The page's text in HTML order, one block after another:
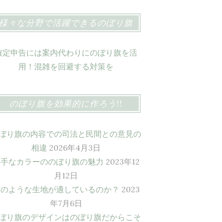
々な分野で活躍できるのぼり旗
定申告には案内代わりにのぼり旗を活
用！混雑を回避する対策を
のぼり旗を効果的に作ろう!!
り旗の内容での司法と民間との意見の
相違 2026年4月3日
なカラーののぼり旗の魅力 2023年12
月12日
ような生地が適しているのか？ 2023
年7月6日
り旗のデザインはのぼり旗だからこそ